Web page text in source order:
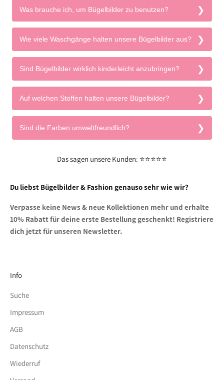
Was brauche ich, um Bügelbilder zu benutzen?
Wie viele Waschgänge halten unsere Bügelbilder aus?
Sind Bügelbilder wirklich kinderleicht anzubringen?
Auf welchen Stoffen halten unsere Bügelbilder?
Sind die Farben umweltfreundlich?
Das sagen unsere Kunden: ⭐⭐⭐⭐⭐
Du liebst Bügelbilder & Fashion genauso sehr wie wir?
Verpasse keine News & neue Kollektionen mehr und erhalte
10% Rabatt für deine erste Bestellung geschenkt! Registriere
dich jetzt für unseren Newsletter.
Info
Suche
Impressum
AGB
Datenschutz
Wiederruf